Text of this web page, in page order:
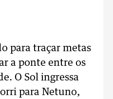
para traçar metas
a ponte entre os
O Sol ingressa
para Netuno,